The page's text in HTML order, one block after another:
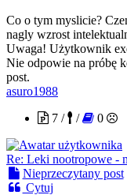
Co o tym myslicie?
nagly wzrost
Uwaga! Użytkownik
Nie odpowie na próbę
post.
asuro1988
7 /
/ 0
Re: Leki nootropowe -
Nieprzeczytany post
Cytuj